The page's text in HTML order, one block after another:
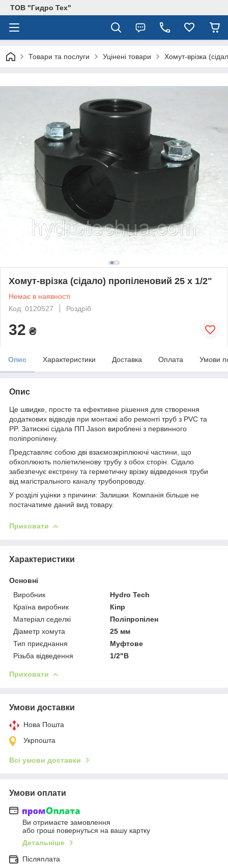
ТОВ "Гидро Тех"
Товари та послуги Уцінені товари Хомут-врізка
Хомут-врізка (сідало) пропіленовий 25 х 1/2"
Немає в наявності
Код: 0120527
Роздріб
32 ₴
Опис Характеристики Доставка Оплата Умови
Опис
Це швидке, просте та ефективне рішення для створення
додаткових відводів при монтажі або ремонті труб з PVC та
PP. Затискні сідала ПП Jason вироблені з первинного
поліпропілену.
Представляє собою дві взаємозкріплюючі частини, що
обхоплюють поліетиленову трубу з обох сторін. Сідало
забезпечує екстрену та герметичну врізку відведення труби
від магістрального каналу трубопроводу.
У розділі уцінки з причини: Залишки. Компанія більше не
постачатиме даний вид товару.
Приховати
Характеристики
Основні
Виробник
Hydro Tech
Країна виробник
Кіпр
Матеріал седелкі
Поліпропілен
Діаметр хомута
25 мм
Тип приєднання
Муфтове
Різьба відведення
1/2"В
Приховати
Умови доставки
Нова Пошта
Укрпошта
Всі умови доставки
Умови оплати
Ви отримаєте замовлення
або гроші повернуться на вашу картку
Детальніше
Післяплата